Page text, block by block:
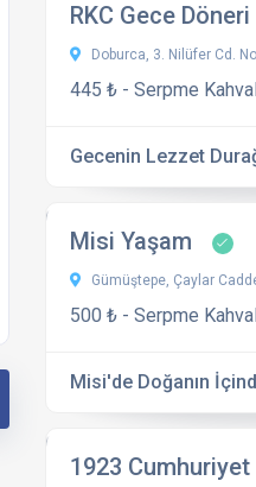
RKC Gece Döneri
Doburca, 3. Nilüfer Cd.
445 ₺ - Serpme
Gecenin Lezzet
Misi Yaşam
Gümüştepe, Çaylar
500 ₺ - Serpme
Misi'de Doğanın
1923